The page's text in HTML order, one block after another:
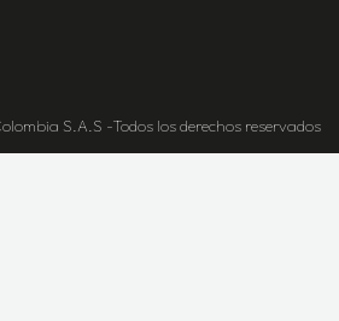
S.A.S -Todos los derechos reservados